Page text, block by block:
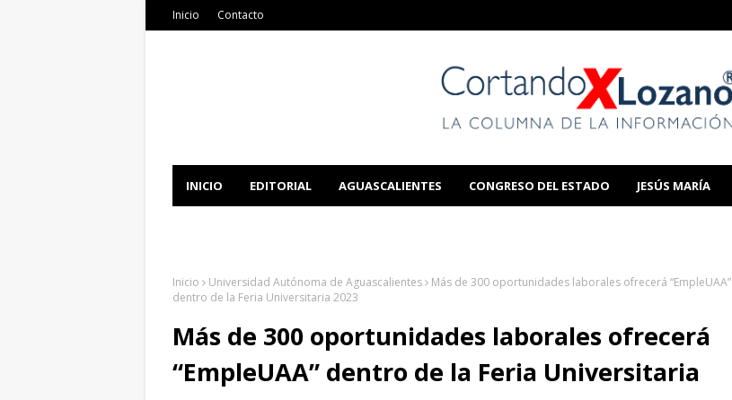
Inicio Contacto
INICIO EDITORIAL AGUASCALIENTES CONGRESO DEL ESTADO JESÚS MARÍA
Inicio Universidad Autónoma de Aguascalientes
Más de 300 oportunidades laborales ofrecerá “EmpleUAA”
dentro de la Feria Universitaria 2023
Más de 300 oportunidades laborales ofrecerá
“EmpleUAA” dentro de la Feria Universitaria